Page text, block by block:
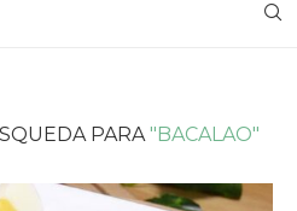
PARA "BACALAO"